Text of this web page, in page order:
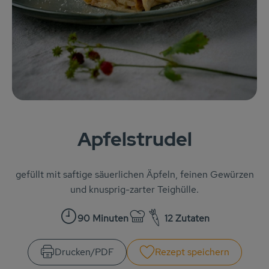
KARUSSELLE
Gutes aus Höhenberg
Einfach Bio
Tiefkühlprodukte
Süßes & Snacks
Naturkost
Apfelstrudel
gefüllt mit saftige säuerlichen Äpfeln, feinen Gewürzen
und knusprig-zarter Teighülle.
Zubreitungszeit:
90 Minuten
Schwierigkeit:
12 Zutaten
Drucken​/​PDF Rezept speichern